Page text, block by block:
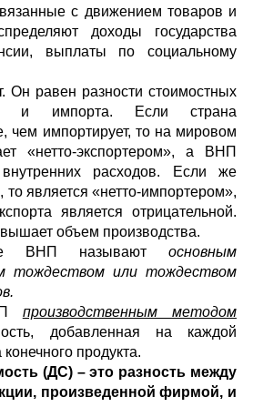
с движением товаров и
доходы государства
выплаты по социальному
Он равен разности стоимостных
и импорта. Если страна
чем импортирует, то на мировом
«нетто-экспортером», а ВНП
расходов. Если же
является «нетто-импортером»,
является отрицательной.
объем производства.
ВНП называют основным
тождеством или тождеством
производственным методом
добавленная на каждой
продукта.
(ДС) – это разность между
произведенной фирмой, и